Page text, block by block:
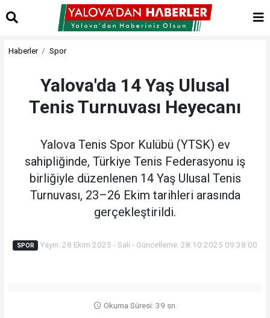
Haberler Spor
Yalova'da 14 Yaş Ulusal
Tenis Turnuvası Heyecanı
Yalova Tenis Spor Kulübü (YTSK) ev
sahipliğinde, Türkiye Tenis Federasyonu iş
birliğiyle düzenlenen 14 Yaş Ulusal Tenis
Turnuvası, 23–26 Ekim tarihleri arasında
gerçekleştirildi.
SPOR Yayın: 28 Ekim 2025 - Salı - Güncelleme: 28.10.2025 09:38:00
Okuma Süresi: 39 sn.